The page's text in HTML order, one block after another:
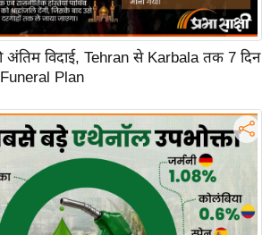
विदाई, Tehran से Karbala तक 7 दिन
Plan